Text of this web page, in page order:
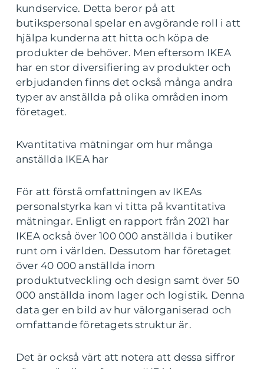
kundservice. Detta beror på att
butikspersonal spelar en avgörande roll i att
hjälpa kunderna att hitta och köpa de
produkter de behöver. Men eftersom IKEA
har en stor diversifiering av produkter och
erbjudanden finns det också många andra
typer av anställda på olika områden inom
företaget.
Kvantitativa mätningar om hur många
anställda IKEA har
För att förstå omfattningen av IKEAs
personalstyrka kan vi titta på kvantitativa
mätningar. Enligt en rapport från 2021 har
IKEA också över 100 000 anställda i butiker
runt om i världen. Dessutom har företaget
över 40 000 anställda inom
produktutveckling och design samt över 50
000 anställda inom lager och logistik. Denna
data ger en bild av hur välorganiserad och
omfattande företagets struktur är.
Det är också värt att notera att dessa siffror